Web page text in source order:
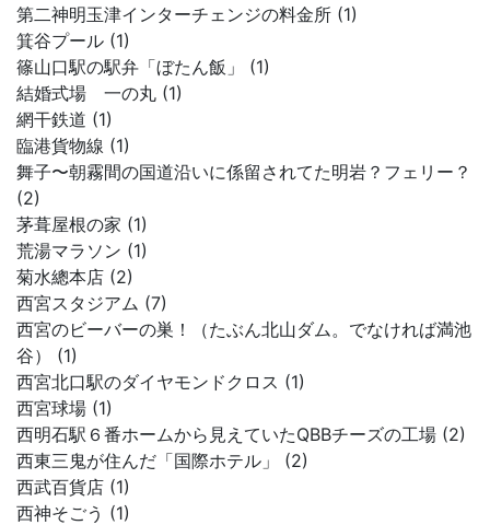
第二神明玉津インターチェンジの料金所 (1)
箕谷プール (1)
篠山口駅の駅弁「ぼたん飯」 (1)
結婚式場 一の丸 (1)
網干鉄道 (1)
臨港貨物線 (1)
舞子〜朝霧間の国道沿いに係留されてた明岩？フェリー？
(2)
茅葺屋根の家 (1)
荒湯マラソン (1)
菊水總本店 (2)
西宮スタジアム (7)
西宮のビーバーの巣！（たぶん北山ダム。でなければ満池
谷） (1)
西宮北口駅のダイヤモンドクロス (1)
西宮球場 (1)
西明石駅６番ホームから見えていたQBBチーズの工場 (2)
西東三鬼が住んだ「国際ホテル」 (2)
西武百貨店 (1)
西神そごう (1)